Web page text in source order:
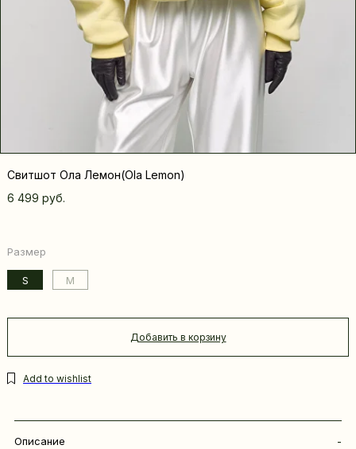
Свитшот Ола Лемон(Ola Lemon)
6 499 руб.
Размер
S M
Добавить в корзину
Описание